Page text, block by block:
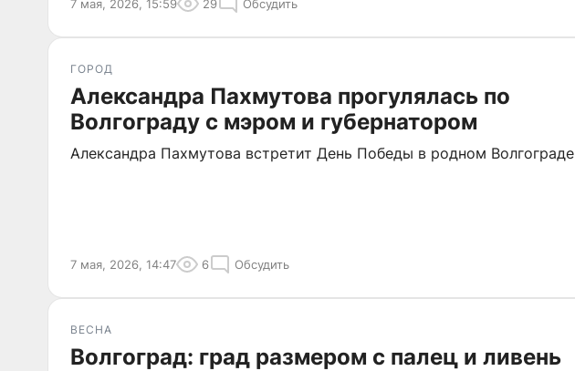
7 мая, 2026, 15:59 29 Обсудить
ГОРОД
Александра Пахмутова прогулялась по
Волгограду с мэром и губернатором
Александра Пахмутова встретит День Победы в родном Волгограде
7 мая, 2026, 14:47 6 Обсудить
ВЕСНА
Волгоград: град размером с палец и ливень